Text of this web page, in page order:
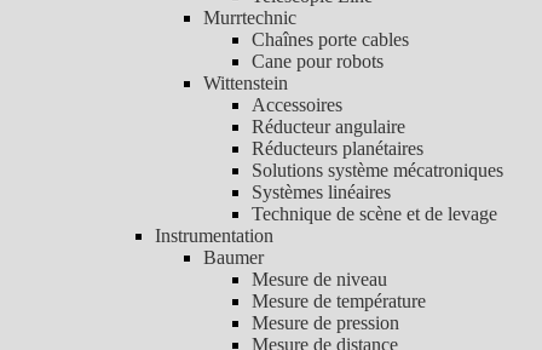
Murrtechnic
Chaînes porte cables
Cane pour robots
Wittenstein
Accessoires
Réducteur angulaire
Réducteurs planétaires
Solutions système mécatroniques
Systèmes linéaires
Technique de scène et de levage
Instrumentation
Baumer
Mesure de niveau
Mesure de température
Mesure de pression
Mesure de distance